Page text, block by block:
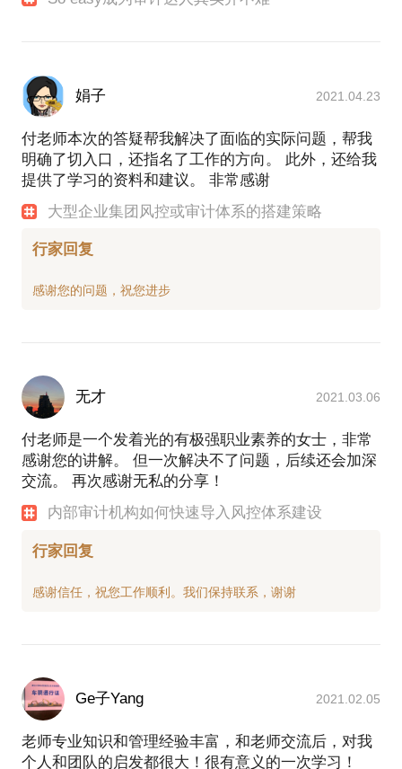
娟子 2021.04.23
付老师本次的答疑帮我解决了面临的实际问题，帮我
明确了切入口，还指名了工作的方向。 此外，还给我
提供了学习的资料和建议。 非常感谢
大型企业集团风控或审计体系的搭建策略
行家回复
无才 2021.03.06
付老师是一个发着光的有极强职业素养的女士，非常
感谢您的讲解。 但一次解决不了问题，后续还会加深
交流。 再次感谢无私的分享！
内部审计机构如何快速导入风控体系建设
行家回复
Ge子Yang 2021.02.05
老师专业知识和管理经验丰富，和老师交流后，对我
个人和团队的启发都很大！很有意义的一次学习！